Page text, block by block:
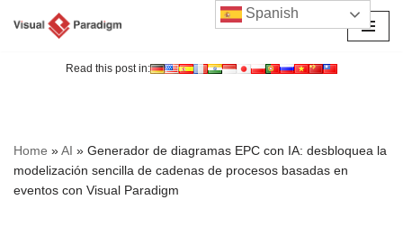
Read this post in:
Home »AI » Generador de diagramas EPC con IA: desbloquea la
modelización sencilla de cadenas de procesos basadas en
eventos con Visual Paradigm
Spanish